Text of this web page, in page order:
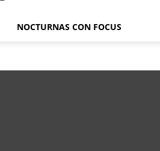
NOCTURNAS CON FOCUS